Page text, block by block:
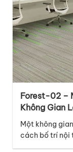
Forest-02 –
Không Gian
Một không
cách bố trí nội
tưởng chừng